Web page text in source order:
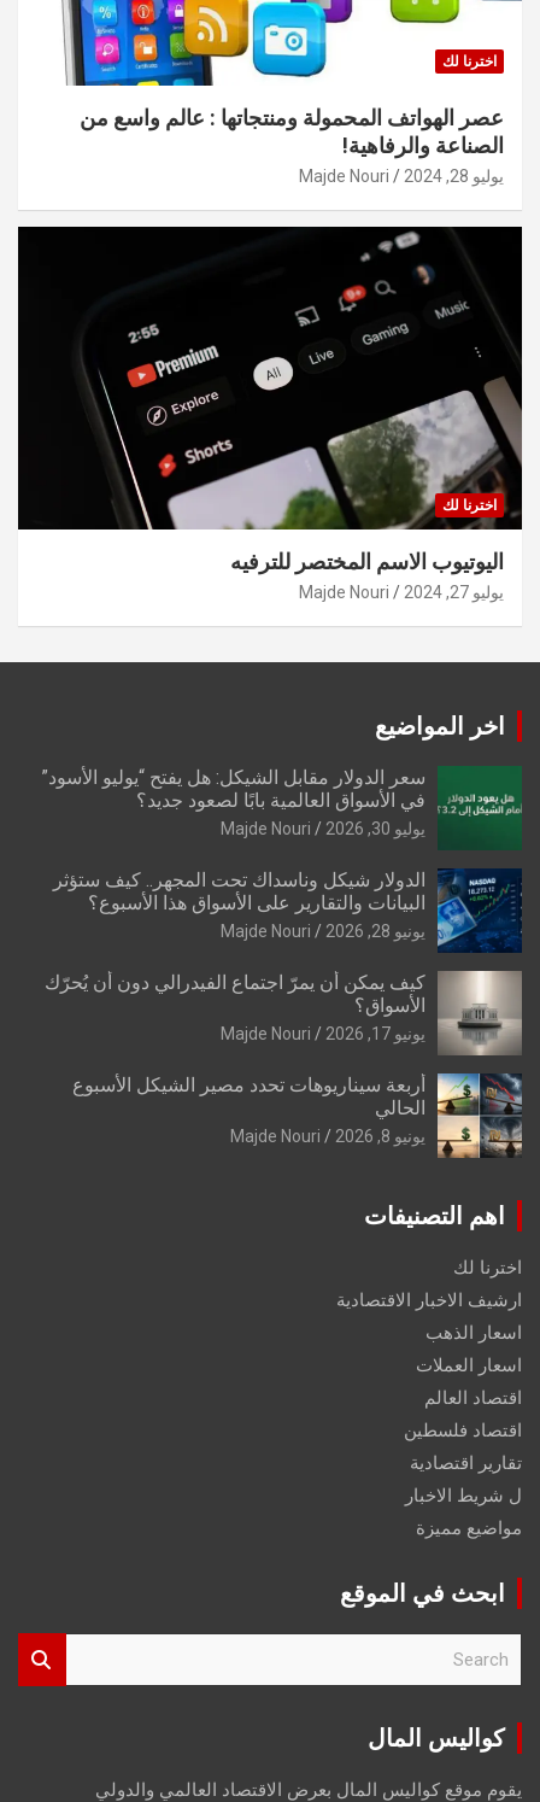
اخترنا لك
عصر الهواتف المحمولة ومنتجاتها : عالم واسع من
الصناعة والرفاهية!
يوليو 28, 2024 Majde Nouri
اخترنا لك
اليوتيوب الاسم المختصر للترفيه
يوليو 27, 2024 Majde Nouri
اخر المواضيع
سعر الدولار مقابل الشيكل: هل يفتح “يوليو الأسود”
في الأسواق العالمية بابًا لصعود جديد؟
يوليو 30, 2026 Majde Nouri
الدولار شيكل وناسداك تحت المجهر.. كيف ستؤثر
البيانات والتقارير على الأسواق هذا الأسبوع؟
يونيو 28, 2026 Majde Nouri
كيف يمكن أن يمرّ اجتماع الفيدرالي دون أن يُحرّك
الأسواق؟
يونيو 17, 2026 Majde Nouri
أربعة سيناريوهات تحدد مصير الشيكل الأسبوع
الحالي
يونيو 8, 2026 Majde Nouri
اهم التصنيفات
اخترنا لك
ارشيف الاخبار الاقتصادية
اسعار الذهب
اسعار العملات
اقتصاد العالم
اقتصاد فلسطين
تقارير اقتصادية
ل شريط الاخبار
مواضيع مميزة
ابحث في الموقع
r
كواليس المال
يقوم موقع كواليس المال بعرض الاقتصاد العالمي والدولي